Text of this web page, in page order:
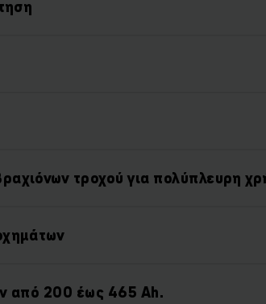
τροχού για πολύπλευρη
από 200 έως 465 Ah.